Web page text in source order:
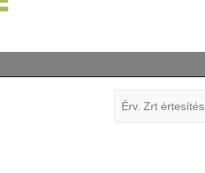
Érv. Zrt értesítés